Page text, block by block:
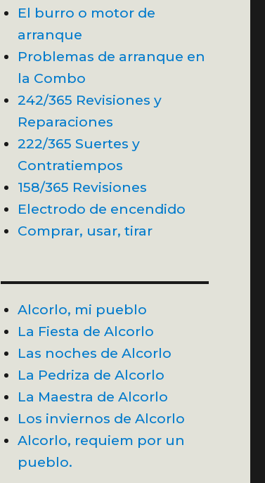
El burro o motor de
arranque
Problemas de arranque en
la Combo
242/365 Revisiones y
Reparaciones
222/365 Suertes y
Contratiempos
158/365 Revisiones
Electrodo de encendido
Comprar, usar, tirar
Alcorlo, mi pueblo
La Fiesta de Alcorlo
Las noches de Alcorlo
La Pedriza de Alcorlo
La Maestra de Alcorlo
Los inviernos de Alcorlo
Alcorlo, requiem por un
pueblo.